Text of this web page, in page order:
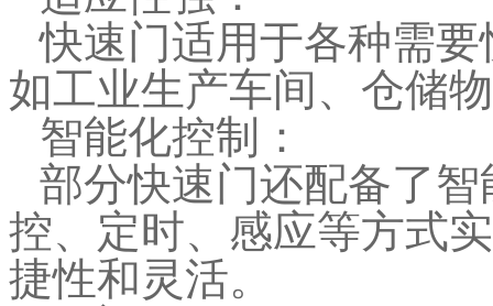
快速门适用于各种需
如工业生产车间、仓储
智能化控制：
部分快速门还配备了
控、定时、感应等方式
捷性和灵活。